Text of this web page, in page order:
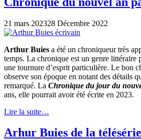
21 mars 202328 Décembre 2022
Arthur Buies a été un chroniqueur très
temps. La chronique est un genre littéraire
une tournure d’esprit particulière. Le bon
observe son époque en notant des détails
remarqué. La Chronique du jour du
ans, elle pourrait avoir été écrite en 2023.
Lire la suite…
Arhur Buies de la